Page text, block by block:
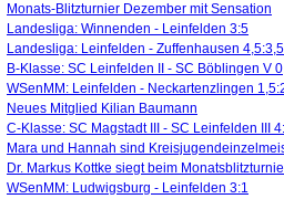
Monats-Blitzturnier Dezember mit Sensation
Landesliga: Winnenden - Leinfelden 3:5
Landesliga: Leinfelden - Zuffenhausen 4,5:3,5
B-Klasse: SC Leinfelden II - SC Böblingen V
WSenMM: Leinfelden - Neckartenzlingen
Neues Mitglied Kilian Baumann
C-Klasse: SC Magstadt III - SC Leinfelden III
Mara und Hannah sind
Dr. Markus Kottke siegt beim
WSenMM: Ludwigsburg - Leinfelden 3:1